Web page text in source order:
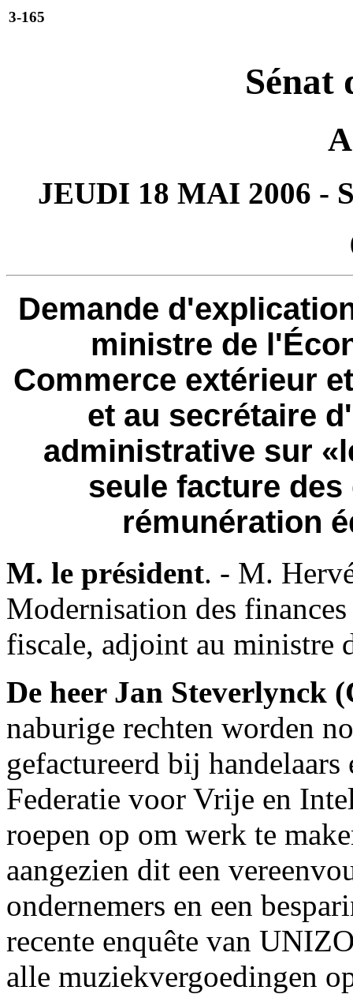
3-165
Sénat
JEUDI 18 MAI 2006 -
Demande
ministre de
Commerce extérieur
et au secrétaire
administrative sur
seule facture
rémunération
M. le président. - M.
Modernisation des
fiscale, adjoint au ministre
De heer Jan Steverlynck
naburige rechten worden
gefactureerd bij
Federatie voor Vrije en
roepen op om werk te
aangezien dit een
ondernemers en een
recente enquête van
alle muziekvergoedingen